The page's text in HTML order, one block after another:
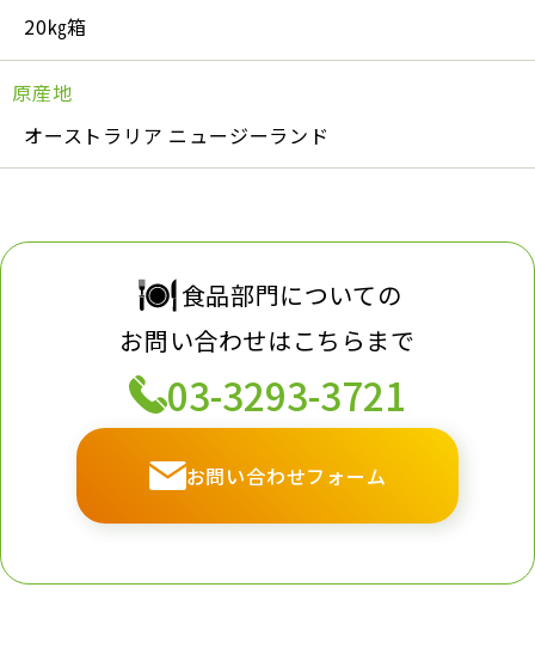
20㎏箱
原産地
オーストラリア ニュージーランド
食品部門についての
お問い合わせはこちらまで
03-3293-3721
お問い合わせフォーム